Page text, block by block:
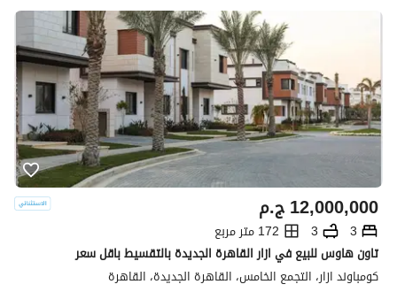
ج.م12,000,000
3
3
172 متر مربع
تاون هاوس للبيع في ازار القاهرة الجديدة بالتقسيط باقل سعر
كومباوند ازار، التجمع الخامس، القاهرة الجديدة، القاهرة